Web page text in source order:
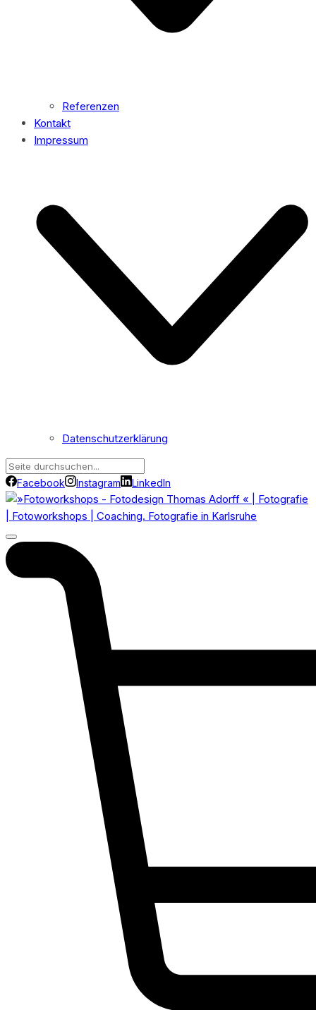
Referenzen
Kontakt
Impressum
Datenschutzerklärung
Facebook Instagram LinkedIn